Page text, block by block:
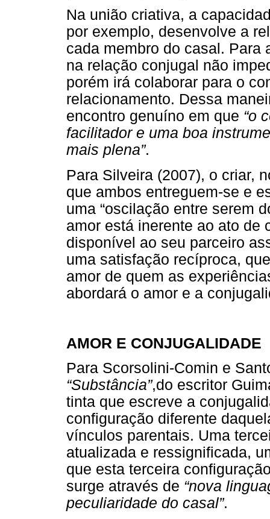
Na união criativa, a
por exemplo, desenvolve a
cada membro do casal. Para
na relação conjugal não
porém irá colaborar para o
relacionamento. Dessa
encontro genuíno em que “o
facilitador e uma boa
mais plena”.
Para Silveira (2007), o criar,
que ambos entreguem-se e
uma “oscilação entre serem
amor está inerente ao ato de
disponível ao seu parceiro
uma satisfação recíproca,
amor de quem as
abordará o amor e a
AMOR E CONJUGALIDADE
Para Scorsolini-Comin e
“Substância”,do escritor
tinta que escreve a
configuração diferente
vínculos parentais. Uma
atualizada e ressignificada,
que esta terceira
surge através de “nova
peculiaridade do casal”.